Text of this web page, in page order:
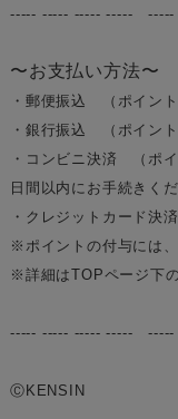
----- ----- ----- -----
〜お支払い方法〜
・郵便振込 （ポイン
・銀行振込 （ポイン
・コンビニ決済 （ポ
日間以内にお手続きくだ
・クレジットカード決
※ポイントの付与には
※詳細はTOPページ下
----- ----- ----- -----
ⒸKENSIN